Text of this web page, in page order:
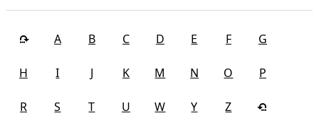
A B C D E F G
H I J K M N O P
R S T U W Y Z